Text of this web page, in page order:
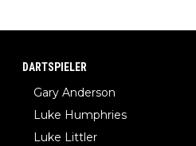
DARTSPIELER
Gary Anderson
Luke Humphries
Luke Littler